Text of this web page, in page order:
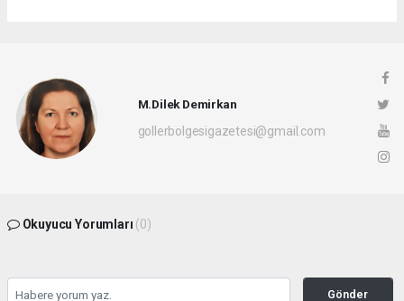
M.Dilek Demirkan
gollerbolgesigazetesi@gmail.com
Okuyucu Yorumları (0)
Gönder